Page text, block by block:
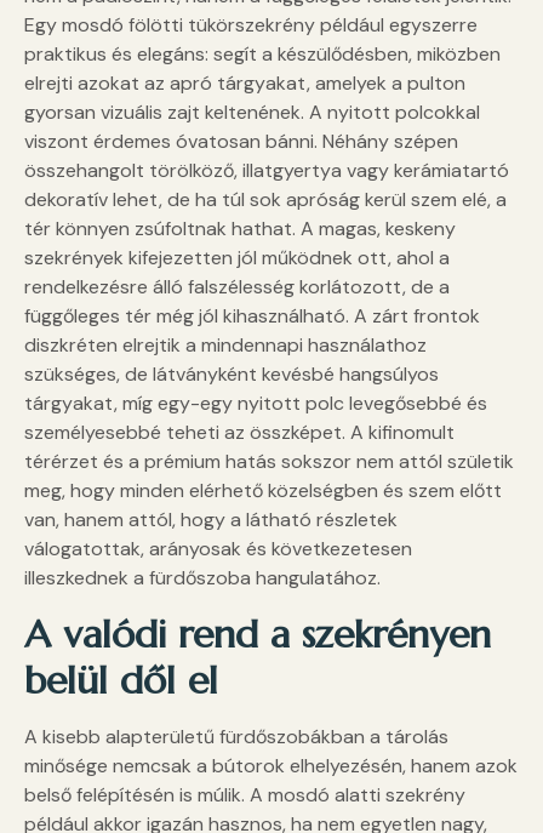
Egy mosdó fölötti tükörszekrény például egyszerre
praktikus és elegáns: segít a készülődésben, miközben
elrejti azokat az apró tárgyakat, amelyek a pulton
gyorsan vizuális zajt keltenének. A nyitott polcokkal
viszont érdemes óvatosan bánni. Néhány szépen
összehangolt törölköző, illatgyertya vagy kerámiatartó
dekoratív lehet, de ha túl sok apróság kerül szem elé, a
tér könnyen zsúfoltnak hathat. A magas, keskeny
szekrények kifejezetten jól működnek ott, ahol a
rendelkezésre álló falszélesség korlátozott, de a
függőleges tér még jól kihasználható. A zárt frontok
diszkréten elrejtik a mindennapi használathoz
szükséges, de látványként kevésbé hangsúlyos
tárgyakat, míg egy-egy nyitott polc levegősebbé és
személyesebbé teheti az összképet. A kifinomult
térérzet és a prémium hatás sokszor nem attól születik
meg, hogy minden elérhető közelségben és szem előtt
van, hanem attól, hogy a látható részletek
válogatottak, arányosak és következetesen
illeszkednek a fürdőszoba hangulatához.
A valódi rend a szekrényen
belül dől el
A kisebb alapterületű fürdőszobákban a tárolás
minősége nemcsak a bútorok elhelyezésén, hanem azok
belső felépítésén is múlik. A mosdó alatti szekrény
például akkor igazán hasznos, ha nem egyetlen nagy,